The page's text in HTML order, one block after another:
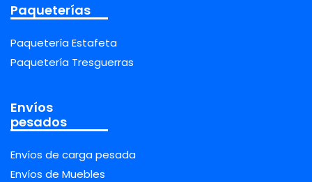
Paqueterías
Paquetería Estafeta
Paquetería Tresguerras
Envíos
pesados
Envíos de carga pesada
Envíos de Muebles